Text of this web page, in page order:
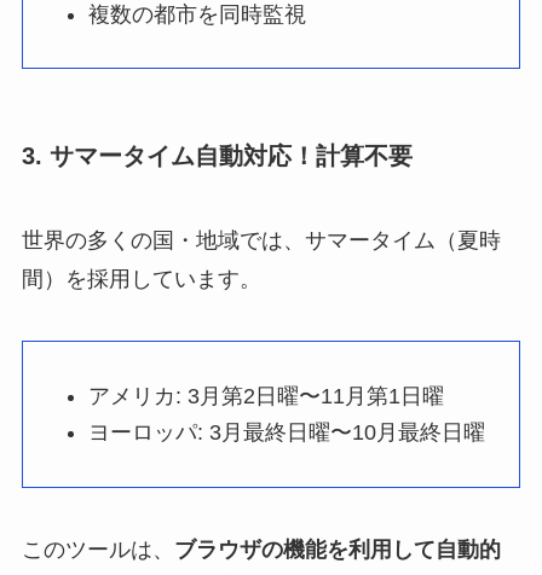
複数の都市を同時監視
3. サマータイム自動対応！計算不要
世界の多くの国・地域では、サマータイム（夏時
間）を採用しています。
アメリカ: 3月第2日曜〜11月第1日曜
ヨーロッパ: 3月最終日曜〜10月最終日曜
このツールは、 ブラウザの機能を利用して自動的